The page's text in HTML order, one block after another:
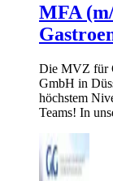
MFA
Die MVZ für
GmbH in
höchstem
Teams! In